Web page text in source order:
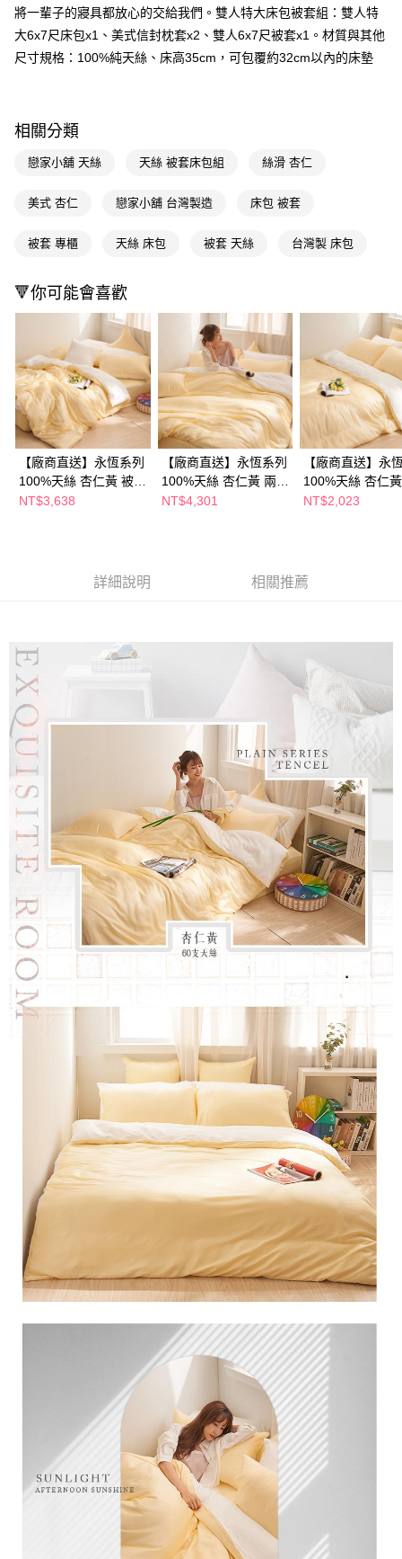
相關說明
【關於「AFTEE先享後付」】
AFTEE先享後付是「在收到商品之後才付款」的支付方式。 讓您購物簡單
便利好安心！
１．於結帳方式選擇「AFTEE先享後付」後，將跳轉至「AFTEE先享後付」
２．訂單成立數日內，您將收到繳費通知簡訊。
３．收到繳費通知簡訊後14天內，點擊此簡訊中的連結，可透過四大超商／
※ 請注意：結帳手續完成當下不需立刻繳費，但若您需要取消訂單，請聯絡
※ 交易是否成功請以「AFTEE先享後付 」之結帳頁面顯示為準，若有關於
客戶支援中心」
https://netprotections.freshdesk.com/support/home
【注意事項】
１．透過由恩沛科技股份有限公司提供之「AFTEE先享後付」服務完成之交
易，需依本服務之必要範圍內提供個人資料，並將交易相關給付款項請求債
權轉讓予恩沛科技股份有限公司。
２．關於個人資料處理事宜，請瀏覽以下網址：
https://aftee.tw/terms/#terms3
３．未成年的使用者請事先徵得法定代理人或監護人之同意方可使用
「AFTEE先享後付」，若未經同意申辦者引起之損失，本公司不負相關責
任。
４．使用「AFTEE先享後付」時，將依據個別帳號之用戶狀況，依本公司即
運送方式
每筆NT$300
將一輩子的寢具都放心的交給我們。雙人特大床包被套組：雙人特
大6x7尺床包x1、美式信封枕套x2、雙人6x7尺被套x1。材質與其他
尺寸規格：100%純天絲、床高35cm，可包覆約32cm以內的床墊
相關分類
戀家小舖 天絲 天絲 被套床包組 絲滑 杏仁
美式 杏仁 戀家小舖 台灣製造 床包 被套
被套 專櫃 天絲 床包 被套 天絲 台灣製 床包
🔻你可能會喜歡
【廠商直送】永恆系列
100%天絲 杏仁黃 被套
床包組-加大
NT$3,638
【廠商直送】永恆系列
100%天絲 杏仁黃 兩用
被套床包組-特大
NT$4,301
【廠商直送】永
100%天絲 杏仁
床包組-特大
NT$2,023
詳細說明 相關推薦